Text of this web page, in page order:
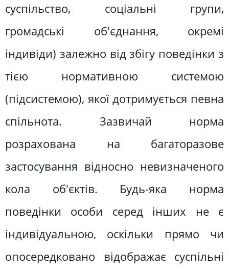
суспільство, соціальні групи,
громадські об'єднання, окремі
індивіди) залежно від збігу поведінки з
тією нормативною системою
(підсистемою), якої дотримується певна
спільнота. Зазвичай норма
розрахована на багаторазове
застосування відносно невизначеного
кола об'єктів. Будь-яка норма
поведінки особи серед інших не є
індивідуальною, оскільки прямо чи
опосередковано відображає суспільні